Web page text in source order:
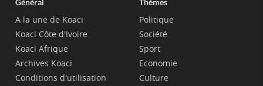
Général
A la une de Koaci
Koaci Côte d'Ivoire
Koaci Afrique
Archives Koaci
Conditions d'utilisation
Thèmes
Politique
Société
Sport
Economie
Culture